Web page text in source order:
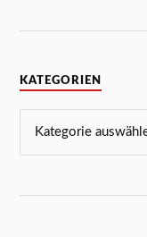
KATEGORIEN